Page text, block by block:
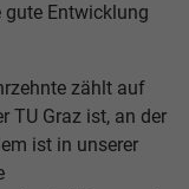
gute Entwicklung
zählt auf
TU Graz ist, an der
ist in unserer